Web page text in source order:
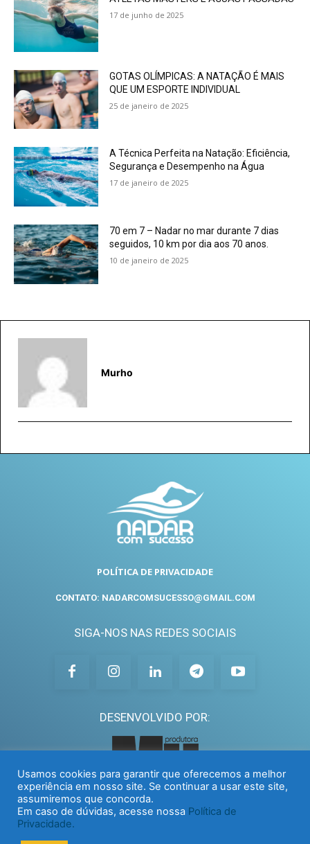
17 de junho de 2025
GOTAS OLÍMPICAS: A NATAÇÃO É MAIS
QUE UM ESPORTE INDIVIDUAL
25 de janeiro de 2025
A Técnica Perfeita na Natação: Eficiência,
Segurança e Desempenho na Água
17 de janeiro de 2025
70 em 7 – Nadar no mar durante 7 dias
seguidos, 10 km por dia aos 70 anos.
10 de janeiro de 2025
Murho
POLÍTICA DE PRIVACIDADE
CONTATO: NADARCOMSUCESSO@GMAIL.COM
SIGA-NOS NAS REDES SOCIAIS
DESENVOLVIDO POR:
Usamos cookies para garantir que oferecemos a melhor
experiência em nosso site. Se continuar a usar este site,
assumiremos que concorda.
Em caso de dúvidas, acesse nossa Política de
Privacidade.